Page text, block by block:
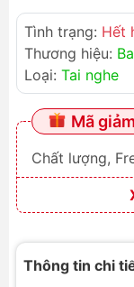
Tình trạng: Hết
Thương hiệu:
Loại: Tai nghe
Mã
Chất lượng,
Thông tin chi